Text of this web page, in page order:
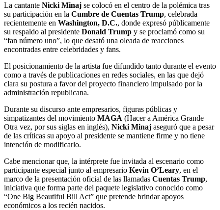
La cantante Nicki Minaj se colocó en el centro de la polémica tras
su participación en la Cumbre de Cuentas Trump, celebrada
recientemente en Washington, D.C., donde expresó públicamente
su respaldo al presidente Donald Trump y se proclamó como su
“fan número uno”, lo que desató una oleada de reacciones
encontradas entre celebridades y fans.
El posicionamiento de la artista fue difundido tanto durante el evento
como a través de publicaciones en redes sociales, en las que dejó
clara su postura a favor del proyecto financiero impulsado por la
administración republicana.
Durante su discurso ante empresarios, figuras públicas y
simpatizantes del movimiento MAGA (Hacer a América Grande
Otra vez, por sus siglas en inglés), Nicki Minaj aseguró que a pesar
de las críticas su apoyo al presidente se mantiene firme y no tiene
intención de modificarlo.
Cabe mencionar que, la intérprete fue invitada al escenario como
participante especial junto al empresario Kevin O’Leary, en el
marco de la presentación oficial de las llamadas Cuentas Trump,
iniciativa que forma parte del paquete legislativo conocido como
“One Big Beautiful Bill Act” que pretende brindar apoyos
económicos a los recién nacidos.